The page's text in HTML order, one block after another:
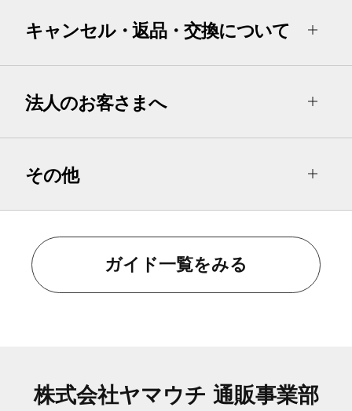
キャンセル・返品・交換について
法人のお客さまへ
その他
ガイド一覧をみる
株式会社ヤマウチ 通販事業部